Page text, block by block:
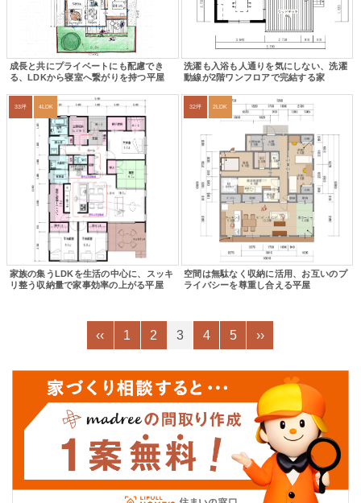
成長と共にプライベートにも配慮でき
る、LDKから寝室へ繋がりを持つ平屋
洗濯も入浴も人通りを気にしない、洗濯
動線が2階ワンフロアで完結する家
33坪 4LDK
家族の集うLDKを生活の中心に、スッキ
リ整う収納量で家事効率の上がる平屋
32坪 2LDK
空間は無駄なく収納に活用、お互いのプ
ライバシーを尊重し合える平屋
‹‹ 1 2 3 4 5 ››